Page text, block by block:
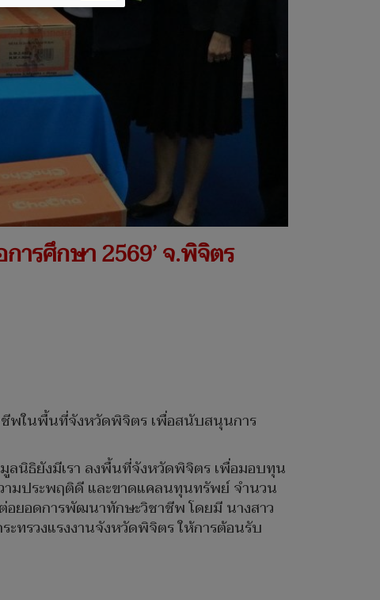
ารศึกษา 2569’ จ.พิจิตร
ชีพในพื้นที่จังหวัดพิจิตร เพื่อสนับสนุนการ
ลนิธิยังมีเรา ลงพื้นที่จังหวัดพิจิตร เพื่อมอบทุน
ามประพฤติดี และขาดแคลนทุนทรัพย์ จำนวน
อยอดการพัฒนาทักษะวิชาชีพ โดยมี นางสาว
ทรวงแรงงานจังหวัดพิจิตร ให้การต้อนรับ